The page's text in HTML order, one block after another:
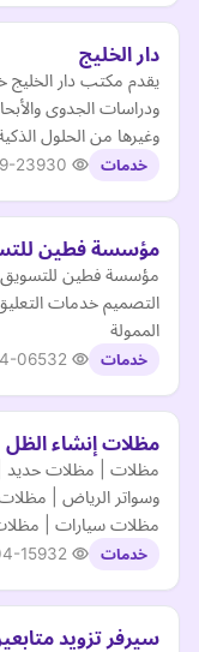
دار الخليج
يقدم مكتب دار الخليج
ودراسات الجدوى
وغيرها من الحلول
خدمات 23
مؤسسة فطين
مؤسسة فطين للتسويق
التصميم خدمات
الممولة
خدمات 06
مظلات إنشاء الظل
مظلات | مظلات حديد
وسواتر الرياض |
مظلات سيارات |
خدمات 15
سيرفر تزويد